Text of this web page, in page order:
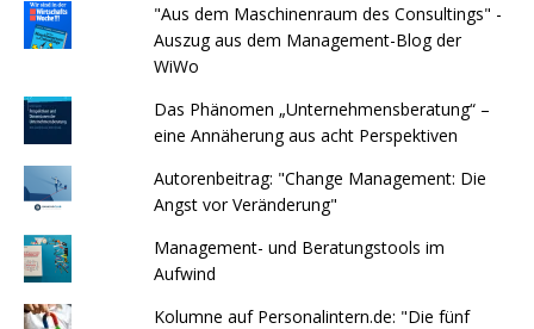
"Aus dem Maschinenraum des Consultings" -
Auszug aus dem Management-Blog der
WiWo
Das Phänomen „Unternehmensberatung“ –
eine Annäherung aus acht Perspektiven
Autorenbeitrag: "Change Management: Die
Angst vor Veränderung"
Management- und Beratungstools im
Aufwind
Kolumne auf Personalintern.de: "Die fünf